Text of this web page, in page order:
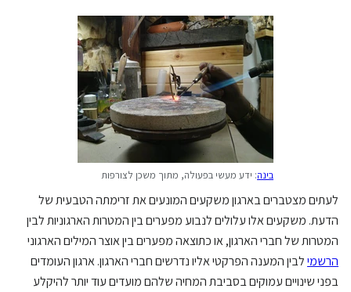
בינה: ידע מעשי בפעולה, מתוך משכן לצורפות
לעתים מצטברים בארגון משקעים המונעים את זרימתה הטבעית של
הדעת. משקעים אלו עלולים לנבוע מפערים בין המטרות הארגוניות לבין
המטרות של חברי הארגון, או כתוצאה מפערים בין אוצר המילים הארגוני
הרשמילבין המענה הפרקטי אליו נדרשים חברי הארגון. ארגון העומדים
בפני שינויים עמוקים בסביבת המחיה שלהם מועדים עוד יותר להיקלע